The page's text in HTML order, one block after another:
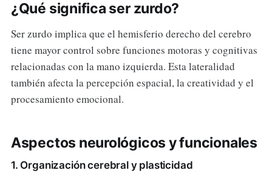
¿Qué significa ser zurdo?
Ser zurdo implica que el hemisferio derecho del cerebro
tiene mayor control sobre funciones motoras y cognitivas
relacionadas con la mano izquierda. Esta lateralidad
también afecta la percepción espacial, la creatividad y el
procesamiento emocional.
Aspectos neurológicos y funcionales
1. Organización cerebral y plasticidad